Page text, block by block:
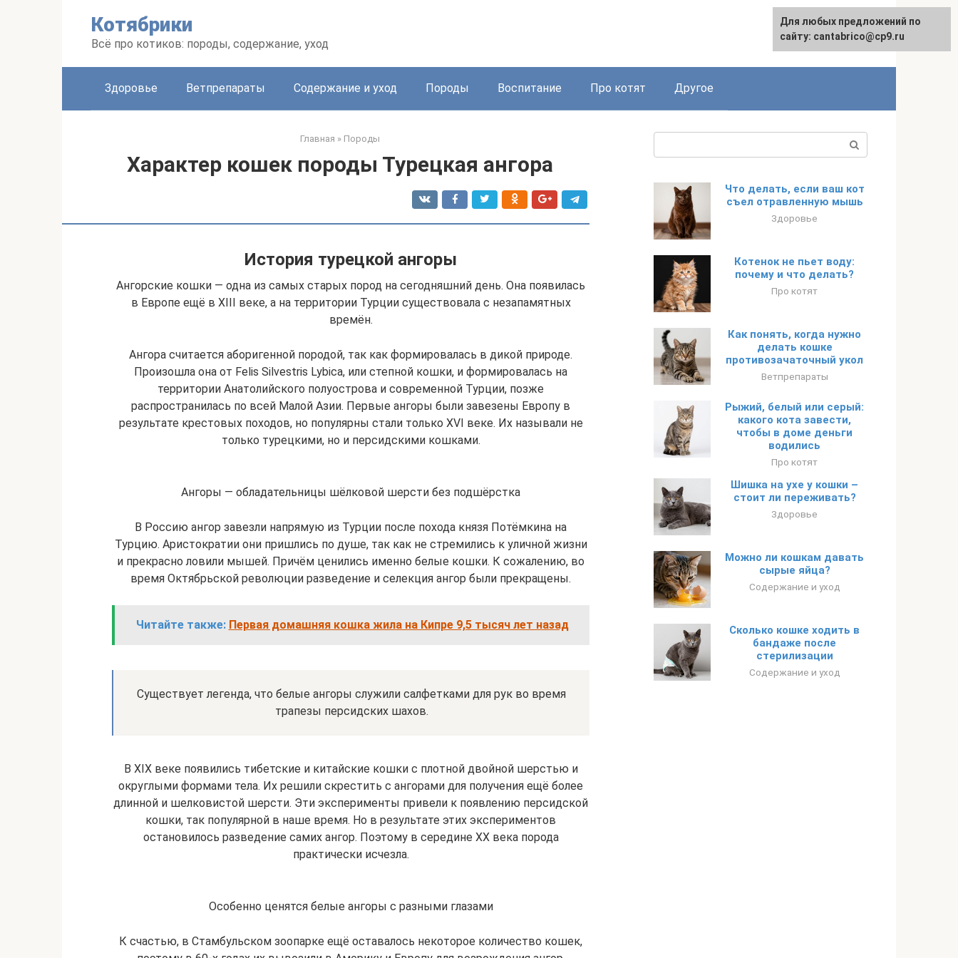
Котябрики
Всё про котиков: породы, содержание, уход
English
Здоровье Ветпрепараты Содержание и уход Породы Воспитание Про котят Другое
Главная » Породы
Характер кошек породы Турецкая ангора
История турецкой ангоры
Ангорские кошки — одна из самых старых пород на сегодняшний день. Она появилась
в Европе ещё в XIII веке, а на территории Турции существовала с незапамятных
времён.
Ангора считается аборигенной породой, так как формировалась в дикой природе.
Произошла она от Felis Silvestris Lybica, или степной кошки, и формировалась на
территории Анатолийского полуострова и современной Турции, позже
распространилась по всей Малой Азии. Первые ангоры были завезены Европу в
результате крестовых походов, но популярны стали только XVI веке. Их называли не
только турецкими, но и персидскими кошками.
Ангоры — обладательницы шёлковой шерсти без подшёрстка
В Россию ангор завезли напрямую из Турции после похода князя Потёмкина на
Турцию. Аристократии они пришлись по душе, так как не стремились к уличной жизни
и прекрасно ловили мышей. Причём ценились именно белые кошки. К сожалению, во
время Октябрьской революции разведение и селекция ангор были прекращены.
Читайте также: Первая домашняя кошка жила на Кипре 9,5 тысяч лет назад
Существует легенда, что белые ангоры служили салфетками для рук во время
трапезы персидских шахов.
В XIX веке появились тибетские и китайские кошки с плотной двойной шерстью и
округлыми формами тела. Их решили скрестить с ангорами для получения ещё более
длинной и шелковистой шерсти. Эти эксперименты привели к появлению персидской
кошки, так популярной в наше время. Но в результате этих экспериментов
остановилось разведение самих ангор. Поэтому в середине ХХ века порода
практически исчезла.
Особенно ценятся белые ангоры с разными глазами
К счастью, в Стамбульском зоопарке ещё оставалось некоторое количество кошек,
Что делать, если ваш кот
съел отравленную мышь
Здоровье
Котенок не пьет воду:
почему и что делать?
Про котят
Как понять, когда нужно
делать кошке
противозачаточный укол
Ветпрепараты
Рыжий, белый или серый:
какого кота завести,
чтобы в доме деньги
водились
Про котят
Шишка на ухе у кошки –
стоит ли переживать?
Здоровье
Можно ли кошкам давать
сырые яйца?
Содержание и уход
Сколько кошке ходить в
бандаже после
стерилизации
Содержание и уход
Для любых предложений по
сайту: cantabrico@cp9.ru